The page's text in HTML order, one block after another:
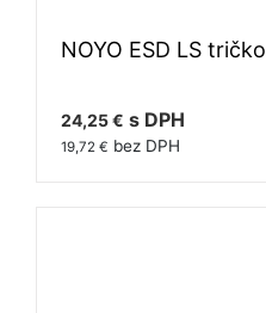
NOYO ESD LS tričko
24,25 € s DPH
19,72 € bez DPH